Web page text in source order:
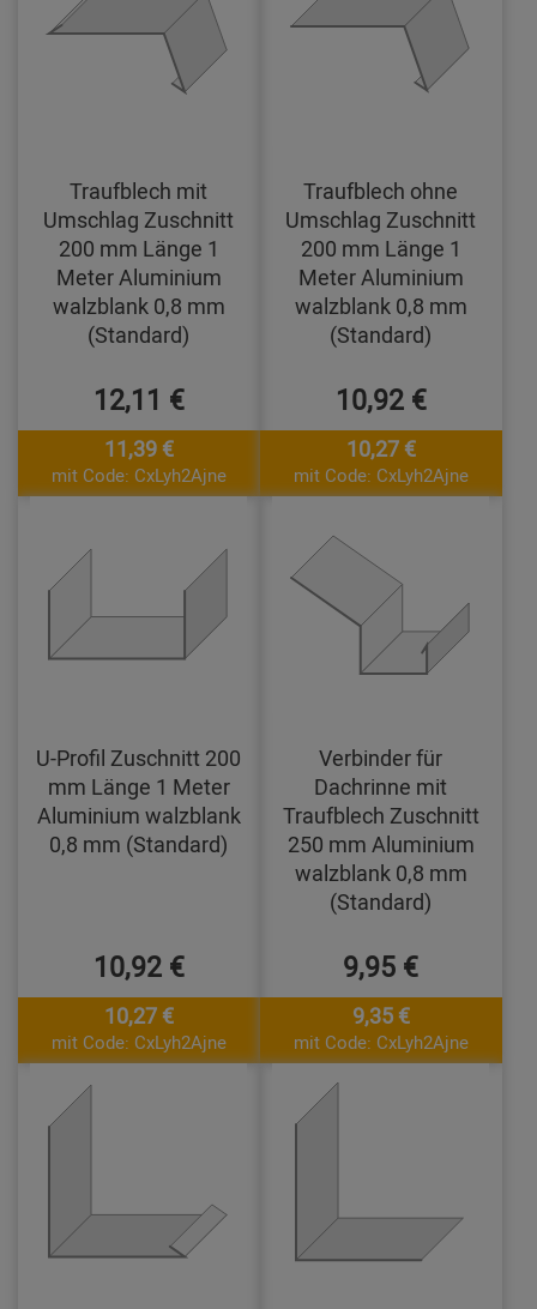
Traufblech mit
Umschlag Zuschnitt
200 mm Länge 1
Meter Aluminium
walzblank 0,8 mm
(Standard)
12,11 €
11,39 €
mit Code: CxLyh2Ajne
Traufblech ohne
Umschlag Zuschnitt
200 mm Länge 1
Meter Aluminium
walzblank 0,8 mm
(Standard)
10,92 €
10,27 €
mit Code: CxLyh2Ajne
U-Profil Zuschnitt 200
mm Länge 1 Meter
Aluminium walzblank
0,8 mm (Standard)
10,92 €
10,27 €
mit Code: CxLyh2Ajne
Verbinder für
Dachrinne mit
Traufblech Zuschnitt
250 mm Aluminium
walzblank 0,8 mm
(Standard)
9,95 €
9,35 €
mit Code: CxLyh2Ajne